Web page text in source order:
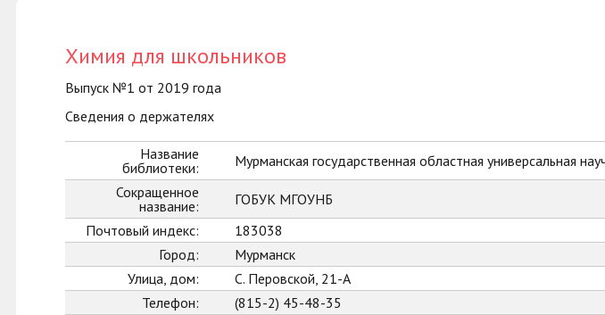
Химия для школьников
Выпуск №1 от 2019 года
Сведения о держателях
Название
библиотеки:
Мурманская государственная областная универсальная
Сокращенное
название:
ГОБУК МГОУНБ
Почтовый индекс:
183038
Город:
Мурманск
Улица, дом:
С. Перовской, 21-А
Телефон:
(815-2) 45-48-35